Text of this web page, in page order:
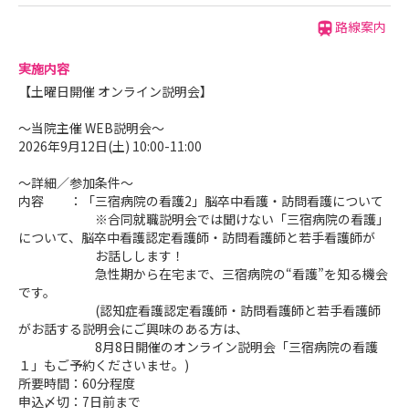
急性期から在宅まで、三宿病院の“看護”を知る機
実施曜日：火・水・木・金曜日(祝日除く)
開催期間：2026年8月4日（火）～9月11日（金）
３）選考会 ※終了いたしました
開催日程・書類提出期限：
【第1回】開催：2026年4月18日（土）9:00 ／ 提出期限：
4月8日（水）必着
【第2回】開催：2026年4月25日（土）9:00 ／ 提出期限：
4月15日（水）必着
【第3回】開催：2026年5月16日（土）9:00 ／ 提出期限：
5月6日（水）必着
【第4回】開催：2026年6月13日（土）9:00 ／ 提出期限：
路線案内
実施内容
【土曜日開催 オンライン説明会】
～当院主催 WEB説明会～
2026年9月12日(土) 10:00-11:00
～詳細／参加条件～
内容 ：「三宿病院の看護2」脳卒中看護・訪問看護について
※合同就職説明会では聞けない「三宿病院の看護」
について、脳卒中看護認定看護師・訪問看護師と若手看護師が
お話しします！
急性期から在宅まで、三宿病院の“看護”を知る機会
です。
(認知症看護認定看護師・訪問看護師と若手看護師
がお話する説明会にご興味のある方は、
8月8日開催のオンライン説明会「三宿病院の看護
１」もご予約くださいませ。)
所要時間：60分程度
申込〆切：7日前まで